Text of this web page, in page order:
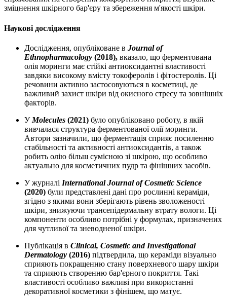
зміцнення шкірного бар'єру та збереження м'якості шкіри.
Наукові дослідження
Дослідження, опубліковане в Journal of
Ethnopharmacology (2018), вказало, що ферментована
олія моринги має стійкі антиоксидантні властивості
завдяки високому вмісту токоферолів і фітостеролів. Ці
речовини активно застосовуються в косметиці, де
важливий захист шкіри від окисного стресу та зовнішніх
факторів.
У Molecules (2021) було опубліковано роботу, в якій
вивчалася структура ферментованої олії моринги.
Автори зазначили, що ферментація сприяє посиленню
стабільності та активності антиоксидантів, а також
робить олію більш сумісною зі шкірою, що особливо
актуально для косметичних пудр та фінішних засобів.
У журналі International Journal of Cosmetic Science
(2020) були представлені дані про рослинні кераміди,
згідно з якими вони зберігають рівень зволоженості
шкіри, знижуючи трансепідермальну втрату вологи. Ці
компоненти особливо потрібні у формулах, призначених
для чутливої та зневодненої шкіри.
Публікація в Clinical, Cosmetic and Investigational
Dermatology (2016) підтвердила, що кераміди візуально
сприяють покращенню стану поверхневого шару шкіри
та сприяють створенню бар'єрного покриття. Такі
властивості особливо важливі при використанні
декоративної косметики з фінішем, що матує.